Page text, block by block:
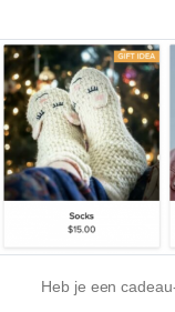
Heb je een